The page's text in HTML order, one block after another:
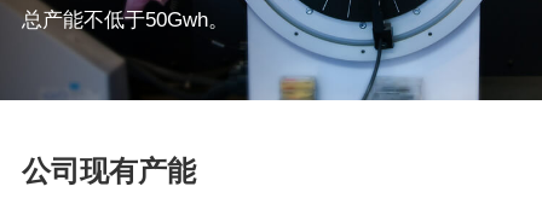
总产能不低于50Gwh。
公司现有产能